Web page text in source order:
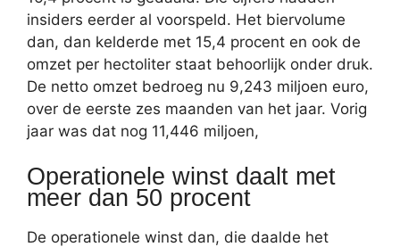
insiders eerder al voorspeld. Het biervolume
dan, dan kelderde met 15,4 procent en ook de
omzet per hectoliter staat behoorlijk onder druk.
De netto omzet bedroeg nu 9,243 miljoen euro,
over de eerste zes maanden van het jaar. Vorig
jaar was dat nog 11,446 miljoen,
Operationele winst daalt met
meer dan 50 procent
De operationele winst dan, die daalde het